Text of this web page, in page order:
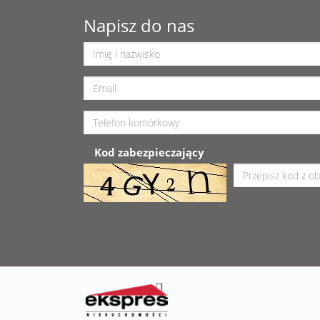
Napisz do nas
Kod zabezpieczający